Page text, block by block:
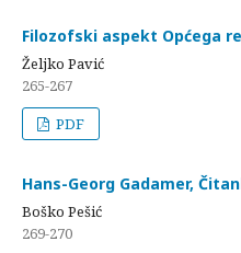
Filozofski aspekt Općega
Željko Pavić
265-267
PDF
Hans-Georg Gadamer,
Boško Pešić
269-270